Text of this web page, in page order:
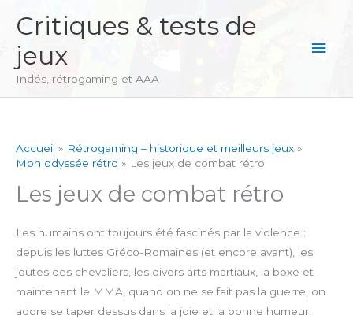
contenu
Critiques & tests de
jeux
Indés, rétrogaming et AAA
Accueil
Rétrogaming – historique et meilleurs jeux
Mon odyssée rétro
Les jeux de combat rétro
Les jeux de combat rétro
Les humains ont toujours été fascinés par la violence :
depuis les luttes Gréco-Romaines (et encore avant), les
joutes des chevaliers, les divers arts martiaux, la boxe et
maintenant le MMA, quand on ne se fait pas la guerre, on
adore se taper dessus dans la joie et la bonne humeur.